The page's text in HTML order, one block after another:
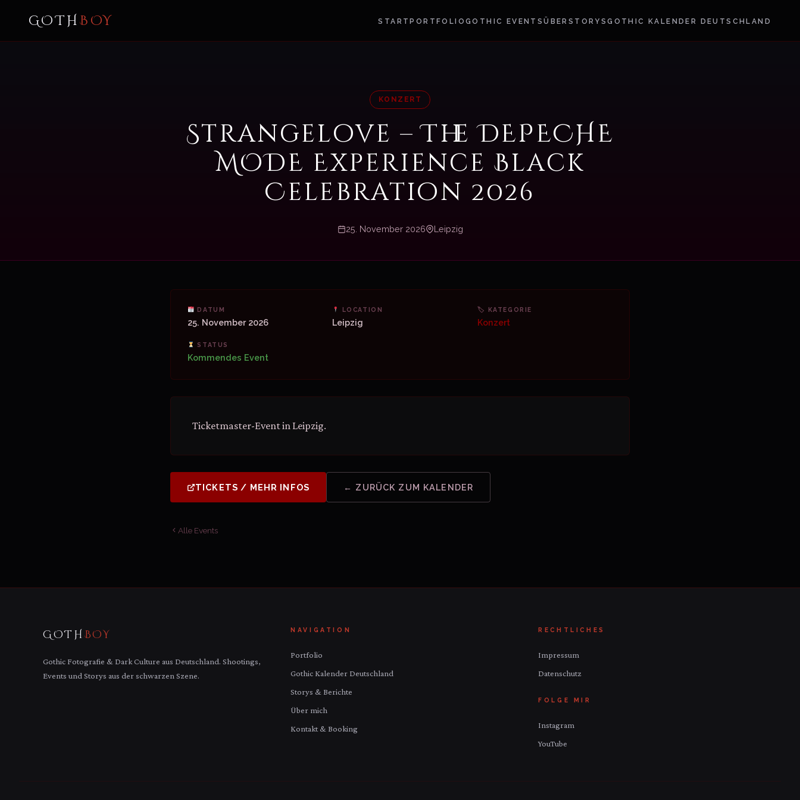
GOTHBOY START PORTFOLIO GOTHIC EVENTSÜBER STORYSGOTHIC KALENDER DEUTSCHLAND
KONZERT
Strangelove – The DEPECHE
MODE Experience Black
Celebration 2026
25. November 2026 Leipzig
DATUM
25. November 2026
LOCATION
Leipzig
🏷 KATEGORIE
Konzert
STATUS
Kommendes Event
Ticketmaster-Event in Leipzig.
TICKETS / MEHR INFOS ← ZURÜCK ZUM KALENDER
Alle Events
GOTH BOY
Gothic Fotografie & Dark Culture aus Deutschland. Shootings,
Events und Storys aus der schwarzen Szene.
NAVIGATION
Portfolio
Gothic Kalender Deutschland
Storys & Berichte
Über mich
Kontakt & Booking
RECHTLICHES
Impressum
Datenschutz
FOLGE MIR
Instagram
YouTube